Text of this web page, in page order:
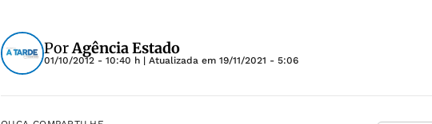
PorAgência Estado
01/10/2012 - 10:40 h | Atualizada em 19/11/2021 - 5:06